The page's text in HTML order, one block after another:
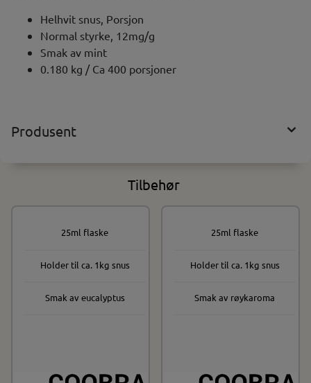
Helhvit snus, Porsjon
Normal styrke, 12mg/g
Smak av mint
0.180 kg / Ca 400 porsjoner
Produsent
Tilbehør
25ml flaske
Holder til ca. 1kg snus
Smak av eucalyptus
25ml flaske
Holder til ca. 1kg snus
Smak av røykaroma